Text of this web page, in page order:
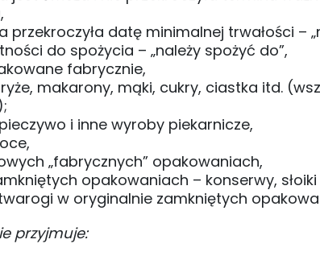
przekroczyła datę minimalnej trwałości –
do spożycia – „należy spożyć do”,
fabrycznie,
makarony, mąki, cukry, ciastka itd.
i inne wyroby piekarnicze,
„fabrycznych” opakowaniach,
opakowaniach – konserwy, słoiki
w oryginalnie zamkniętych
przyjmuje: